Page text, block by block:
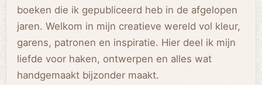
boeken die ik gepubliceerd heb in de afgelopen
jaren. Welkom in mijn creatieve wereld vol kleur,
garens, patronen en inspiratie. Hier deel ik mijn
liefde voor haken, ontwerpen en alles wat
handgemaakt bijzonder maakt.